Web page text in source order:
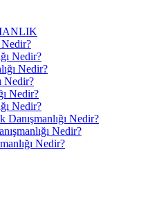
Nedir?
Nedir?
Nedir?
Nedir?
Nedir?
Nedir?
Danışmanlığı Nedir?
Nedir?
Nedir?